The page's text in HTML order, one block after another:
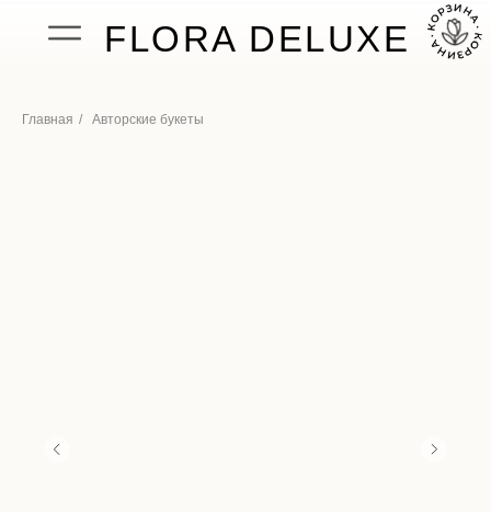
FLORA DELUXE
Главная / Авторские букеты